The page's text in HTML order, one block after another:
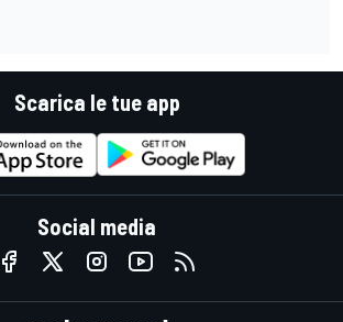
Scarica le tue app
Social media